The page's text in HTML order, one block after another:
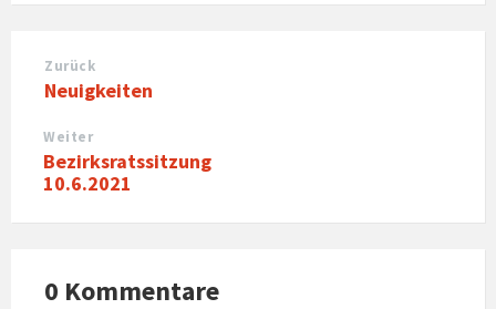
Zurück
Neuigkeiten
Weiter
Bezirksratssitzung
10.6.2021
0 Kommentare